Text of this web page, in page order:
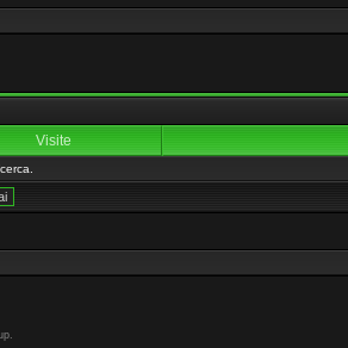
Visite